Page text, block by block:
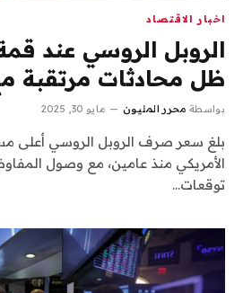
اخبار الاقتصاد
الروبل الروسي عند
ظل محادثات مرتقبة مع
بواسطة محرر المليون مايو 30, 2025
بلغ سعر صرف الروبل الروسي أعلى
الأمريكي منذ عامين، مع وصول
توقعات…